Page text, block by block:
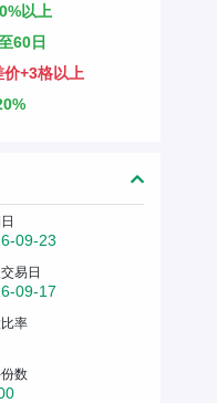
以上
60日
+3格以上
09-23
易日
09-17
率
数